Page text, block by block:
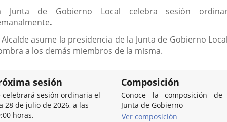
Junta de Gobierno Local celebra sesión
.
Alcalde asume la presidencia de la Junta de Gobierno
a los demás miembros de la misma.
sesión
celebrará sesión ordinaria el
28 de julio de 2026, a las
horas.
Composición
Conoce la composición de
Junta de Gobierno
Ver composición